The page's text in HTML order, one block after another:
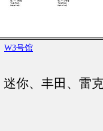
W3号馆
你、丰田、雷